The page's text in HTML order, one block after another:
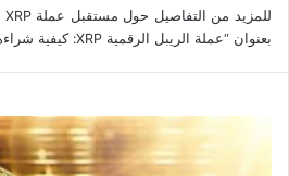
بعنوان “عملة الريبل الرقمية XRP: كيفية شراءها ومميزاتها ومستقبلها”.